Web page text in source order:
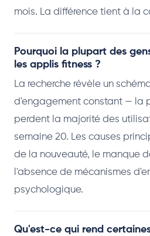
mois. La différence tient à la
Pourquoi la plupart des
les applis fitness ?
La recherche révèle un
d'engagement constant — la
perdent la majorité des
semaine 20. Les causes
de la nouveauté, le manque
l'absence de mécanismes
psychologique.
Qu'est-ce qui rend